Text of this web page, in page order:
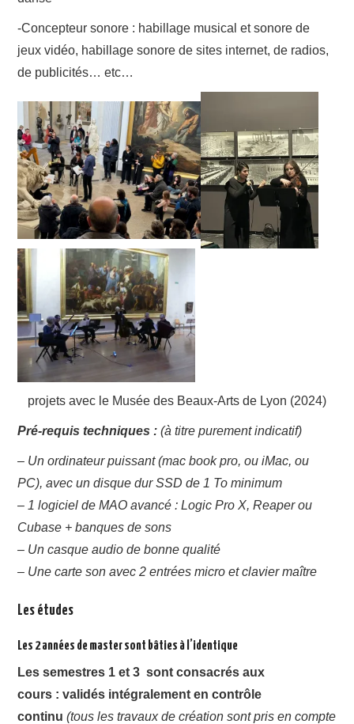
-Concepteur sonore : habillage musical et sonore de
jeux vidéo, habillage sonore de sites internet, de radios,
de publicités… etc…
projets avec le Musée des Beaux-Arts de Lyon (2024)
Pré-requis techniques :(à titre purement indicatif)
– Un ordinateur puissant (mac book pro, ou iMac, ou
PC), avec un disque dur SSD de 1 To minimum
– 1 logiciel de MAO avancé : Logic Pro X, Reaper ou
Cubase + banques de sons
– Un casque audio de bonne qualité
– Une carte son avec 2 entrées micro et clavier maître
Les études
Les 2 années de master sont bâties à l’identique
Les semestres 1 et 3 sont consacrés aux
cours : validés intégralement en contrôle
continu (tous les travaux de création sont pris en compte